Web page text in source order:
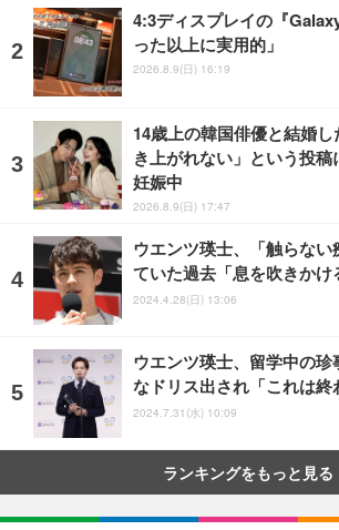
4:3ディスプレイの『
った以上に実用的」
2026.8.9(日) 16:19
14歳上の韓国俳優と結婚
き上がれない」という投
妊娠中
2026.8.9(日) 17:47
ウエンツ瑛士、「触らな
ていた過去「息を吹きかけ
2024.4.28(日) 13:06
ウエンツ瑛士、留学中の
なドリス出され「これは終
2024.7.31(水) 10:09
ランキングをもっと見る